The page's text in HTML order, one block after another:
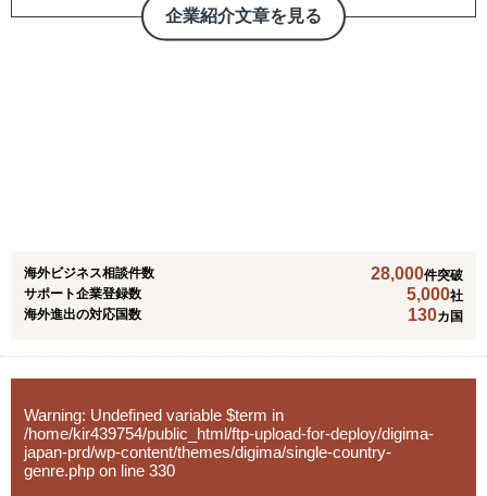
【現場での販売経験10年】×【EC経験12年】×【海外販売
企業紹介文章を見る
型プラントEPCビジネスおよび関連機器の輸出を幅広く展
開しています。さらに、鉄道車両をはじめとする交通シス
海外ビジネス相談件数 28,000件突破
サポート企業登録数
5,000社
海外進出の対応国数
130カ国
Warning: Undefined variable $term in
/home/kir439754/public_html/ftp-upload-for-deploy/digima-
japan-prd/wp-content/themes/digima/single-country-
genre.php on line 330